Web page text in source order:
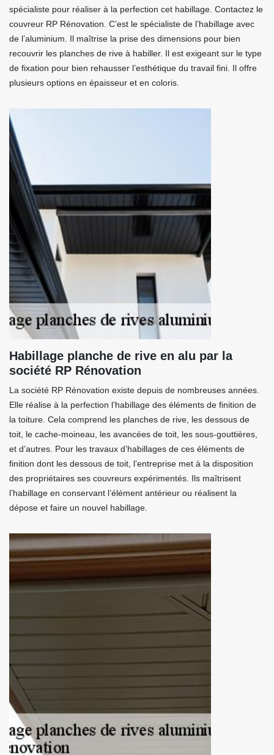
spécialiste pour réaliser à la perfection cet habillage. Contactez le
couvreur RP Rénovation. C’est le spécialiste de l’habillage avec
de l’aluminium. Il maîtrise la prise des dimensions pour bien
recouvrir les planches de rive à habiller. Il est exigeant sur le type
de fixation pour bien rehausser l’esthétique du travail fini. Il offre
plusieurs options en épaisseur et en coloris.
Habillage planche de rive en alu par la
société RP Rénovation
La société RP Rénovation existe depuis de nombreuses années.
Elle réalise à la perfection l’habillage des éléments de finition de
la toiture. Cela comprend les planches de rive, les dessous de
toit, le cache-moineau, les avancées de toit, les sous-gouttières,
et d’autres. Pour les travaux d’habillages de ces éléments de
finition dont les dessous de toit, l’entreprise met à la disposition
des propriétaires ses couvreurs expérimentés. Ils maîtrisent
l’habillage en conservant l’élément antérieur ou réalisent la
dépose et faire un nouvel habillage.